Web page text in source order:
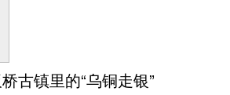
古镇里的“乌铜走银”